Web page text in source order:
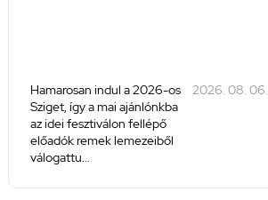
Hamarosan indul a 2026-os
Sziget, így a mai ajánlónkba
az idei fesztiválon fellépő
előadók remek lemezeiből
válogattu...
2026. 08. 06.